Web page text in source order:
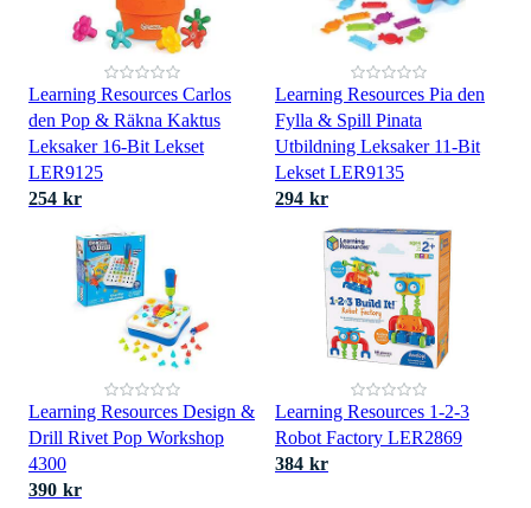
Learning Resources Carlos
den Pop & Räkna Kaktus
Leksaker 16-Bit Lekset
LER9125
254 kr
Learning Resources Pia den
Fylla & Spill Pinata
Utbildning Leksaker 11-Bit
Lekset LER9135
294 kr
Learning Resources Design &
Drill Rivet Pop Workshop
4300
390 kr
Learning Resources 1-2-3
Robot Factory LER2869
384 kr